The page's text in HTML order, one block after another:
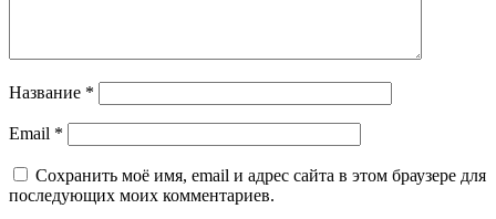
Название *
Email *
Сохранить моё имя, email и адрес сайта в этом браузере для
последующих моих комментариев.